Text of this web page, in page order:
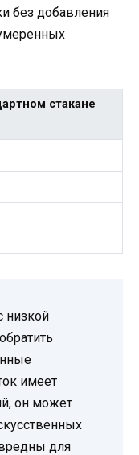
без добавления
стакане
низкой
имеет
он может
для